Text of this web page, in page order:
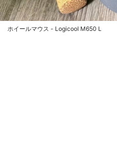
ホイールマウス - Logicool M650 L